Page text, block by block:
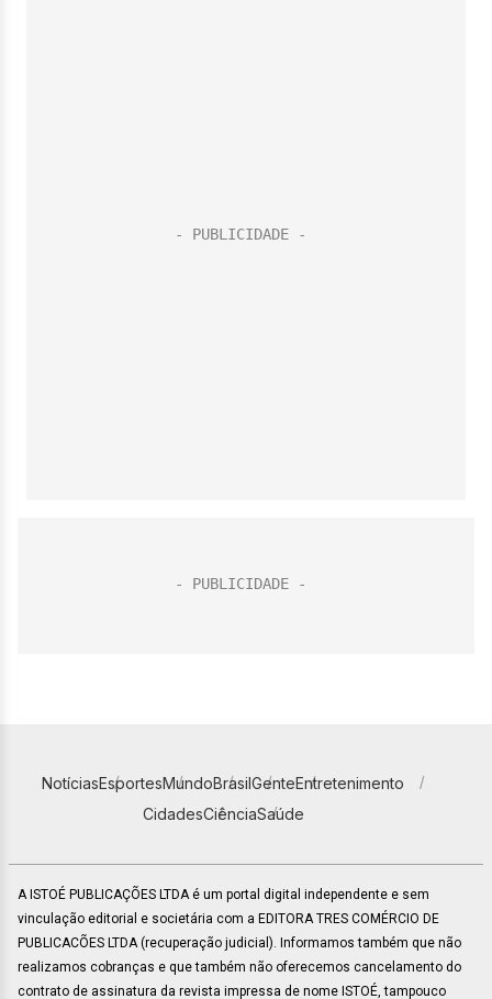
NotíciasEsportesMundoBrasilGenteEntretenimento
CidadesCiênciaSaúde
A ISTOÉ PUBLICAÇÕES LTDA é um portal digital independente e sem
vinculação editorial e societária com a EDITORA TRES COMÉRCIO DE
PUBLICACÕES LTDA (recuperação judicial). Informamos também que não
realizamos cobranças e que também não oferecemos cancelamento do
contrato de assinatura da revista impressa de nome ISTOÉ, tampouco